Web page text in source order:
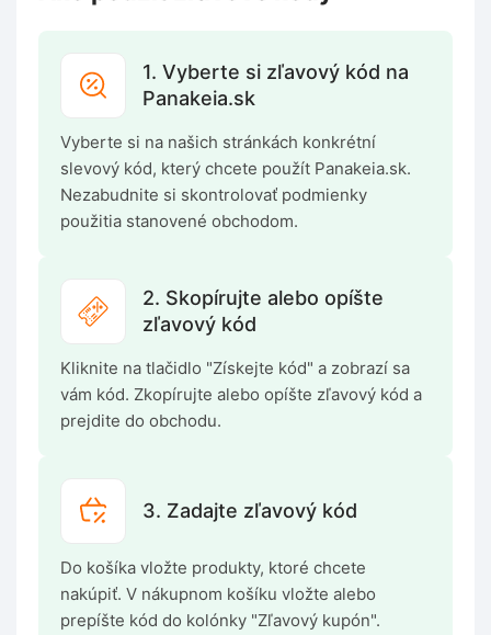
1. Vyberte si zľavový kód na
Panakeia.sk
Vyberte si na našich stránkách konkrétní
slevový kód, který chcete použít Panakeia.sk.
Nezabudnite si skontrolovať podmienky
použitia stanovené obchodom.
2. Skopírujte alebo opíšte
zľavový kód
Kliknite na tlačidlo "Získejte kód" a zobrazí sa
vám kód. Zkopírujte alebo opíšte zľavový kód a
prejdite do obchodu.
3. Zadajte zľavový kód
Do košíka vložte produkty, ktoré chcete
nakúpiť. V nákupnom košíku vložte alebo
prepíšte kód do kolónky "Zľavový kupón".